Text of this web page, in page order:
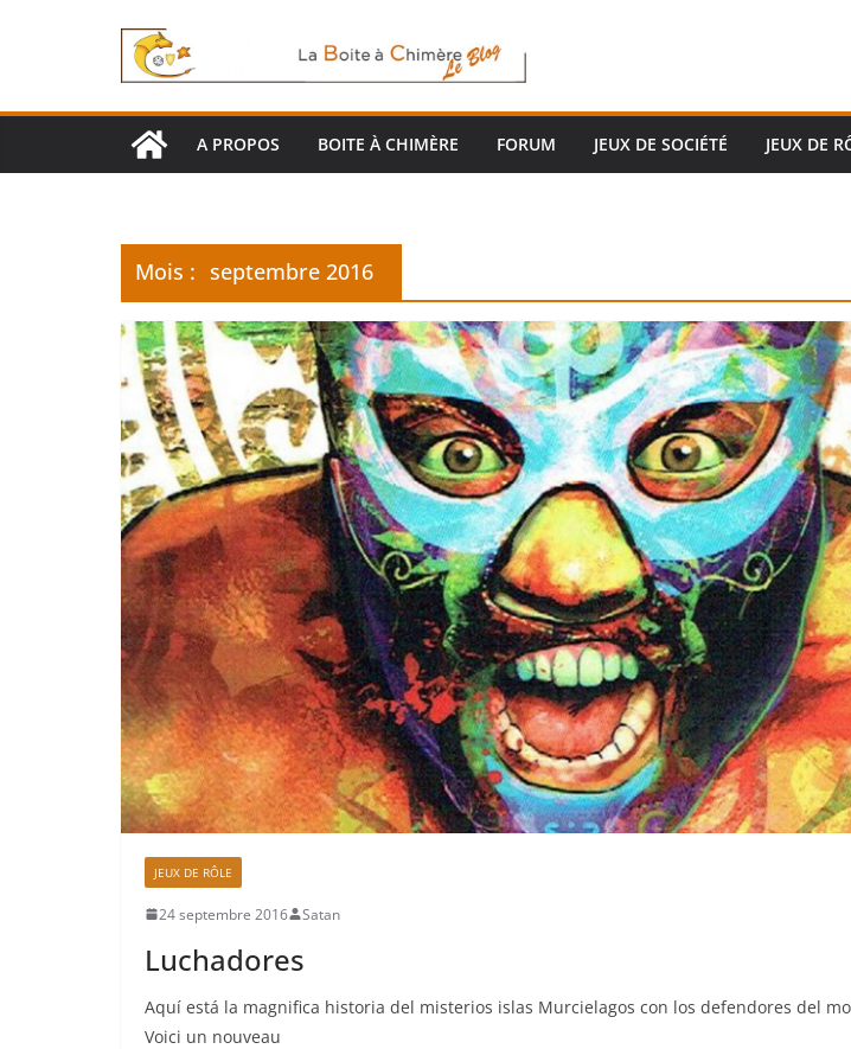
A PROPOS BOITE À CHIMÈRE FORUM JEUX DE SOCIÉTÉ JEUX DE
Mois : septembre 2016
JEUX DE RÔLE
24 septembre 2016 Satan
Luchadores
Aquí está la magnifica historia del misterios islas Murcielagos con los defendores del
Voici un nouveau